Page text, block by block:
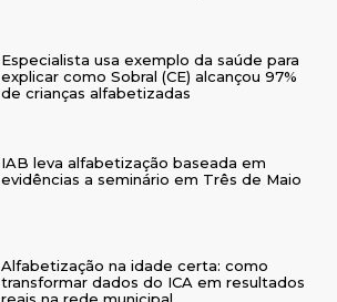
Especialista usa exemplo da saúde para
explicar como Sobral (CE) alcançou 97%
de crianças alfabetizadas
IAB leva alfabetização baseada em
evidências a seminário em Três de Maio
Alfabetização na idade certa: como
transformar dados do ICA em resultados
reais na rede municipal